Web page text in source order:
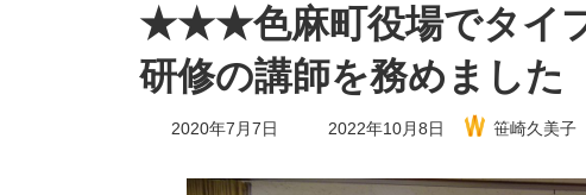
★★★色麻町役場でタイ
研修の講師を務めました
2020年7月7日
最
終
新
2022年10月8日 笹崎久美子